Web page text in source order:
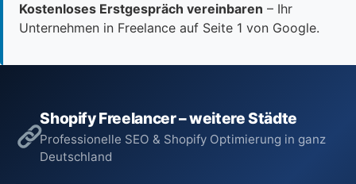
Kostenloses Erstgespräch vereinbaren – Ihr
Unternehmen in Freelance auf Seite 1 von Google.
Shopify Freelancer – weitere Städte
Professionelle SEO & Shopify Optimierung in ganz
Deutschland